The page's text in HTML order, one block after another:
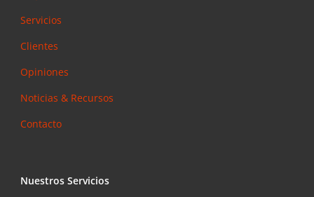
Servicios
Clientes
Opiniones
Noticias & Recursos
Contacto
Nuestros Servicios